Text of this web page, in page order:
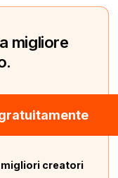
migliore
migliori creatori